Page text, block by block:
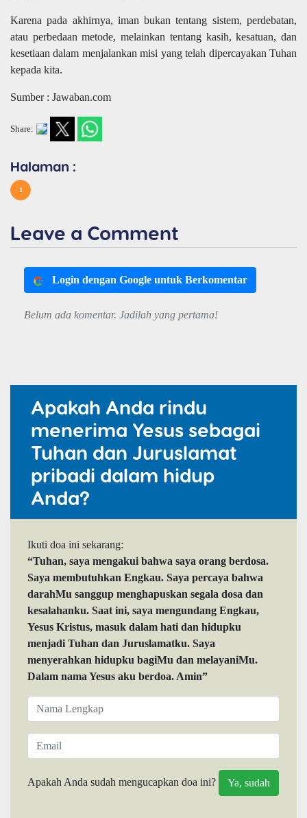
Karena pada akhirnya, iman bukan tentang sistem, perdebatan,
atau perbedaan metode, melainkan tentang kasih, kesatuan, dan
kesetiaan dalam menjalankan misi yang telah dipercayakan Tuhan
kepada kita.
Sumber : Jawaban.com
Share:
Halaman :
1
Leave a Comment
Login dengan Google untuk Berkomentar
Belum ada komentar. Jadilah yang pertama!
Apakah Anda rindu
menerima Yesus sebagai
Tuhan dan Juruslamat
pribadi dalam hidup
Anda?
Ikuti doa ini sekarang:
“Tuhan, saya mengakui bahwa saya orang berdosa.
Saya membutuhkan Engkau. Saya percaya bahwa
darahMu sanggup menghapuskan segala dosa dan
kesalahanku. Saat ini, saya mengundang Engkau,
Yesus Kristus, masuk dalam hati dan hidupku
menjadi Tuhan dan Juruslamatku. Saya
menyerahkan hidupku bagiMu dan melayaniMu.
Dalam nama Yesus aku berdoa. Amin”
Apakah Anda sudah mengucapkan doa ini?